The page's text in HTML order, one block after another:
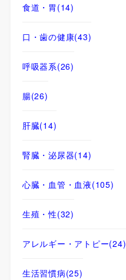
食道・胃 (14)
口・歯の健康(43)
呼吸器系(26)
腸(26)
肝臓(14)
腎臓・泌尿器(14)
心臓・血管・血液(105)
生殖・性(32)
アレルギー・アトピー(24)
生活習慣病(25)